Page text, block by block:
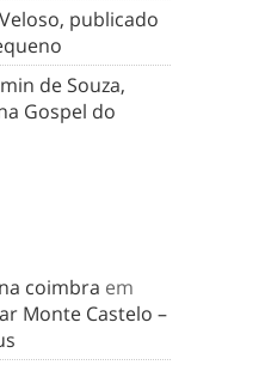
publicado
de Souza,
Gospel do
coimbra em
Monte Castelo –